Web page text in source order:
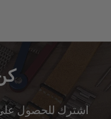
اشترك للحصول على